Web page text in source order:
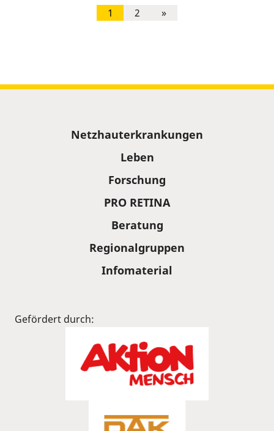
1 2 »
Netzhauterkrankungen
Leben
Forschung
PRO RETINA
Beratung
Regionalgruppen
Infomaterial
Gefördert durch: